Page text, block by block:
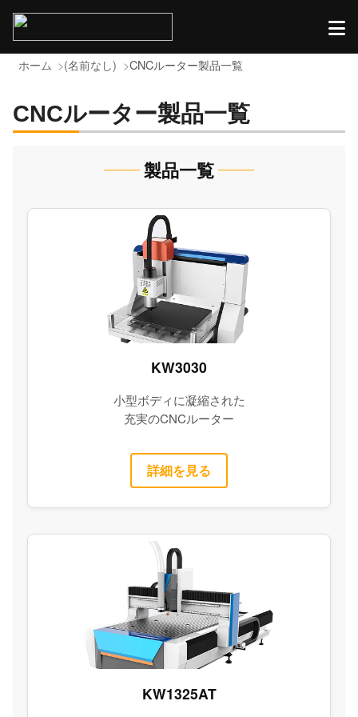
ホーム (名前なし) CNCルーター製品一覧
CNCルーター製品一覧
製品一覧
KW3030
小型ボディに凝縮された
充実のCNCルーター
詳細を見る
KW1325AT